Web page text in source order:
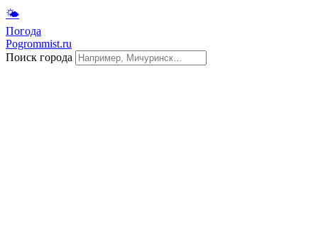
🌤
Погода
Pogrommist.ru
Поиск города